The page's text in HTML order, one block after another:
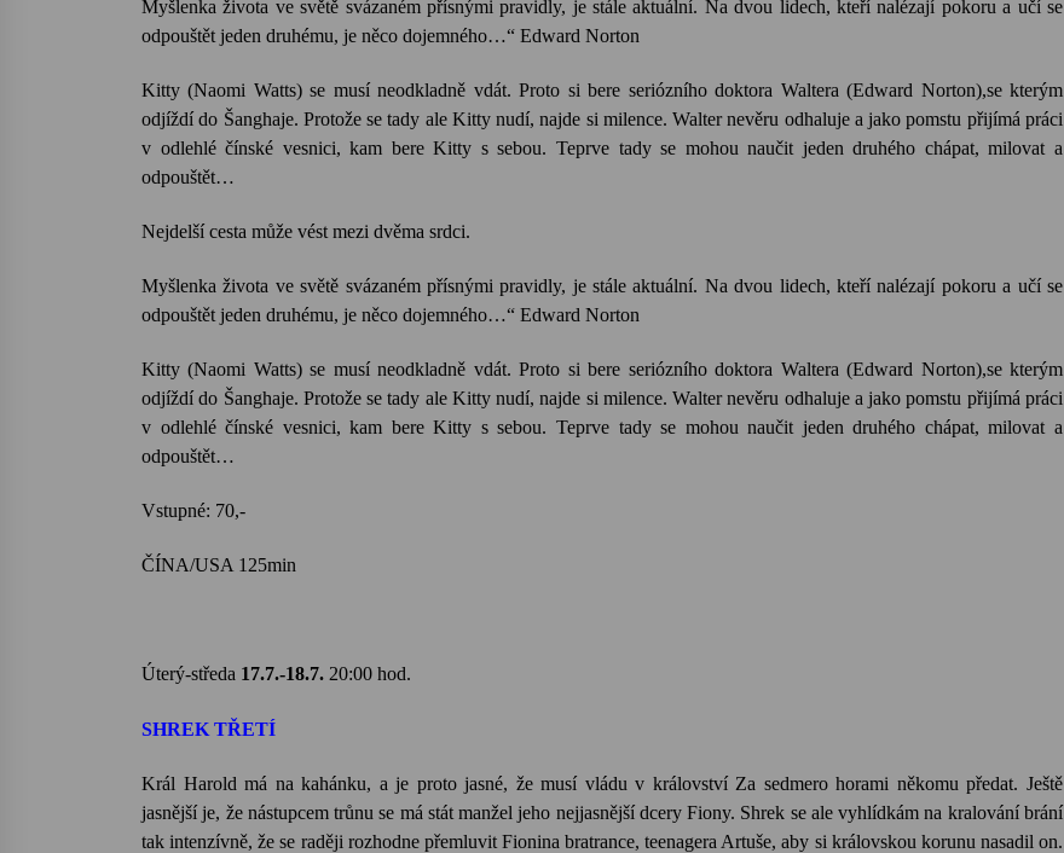
Myšlenka života ve světě svázaném přísnými pravidly, je stále aktuální. Na dvou lidech, kteří nalézají pokoru a učí se
odpouštět jeden druhému, je něco dojemného…“ Edward Norton
Kitty (Naomi Watts) se musí neodkladně vdát. Proto si bere seriózního doktora Waltera (Edward Norton),se kterým
odjíždí do Šanghaje. Protože se tady ale Kitty nudí, najde si milence. Walter nevěru odhaluje a jako pomstu přijímá práci
v odlehlé čínské vesnici, kam bere Kitty s sebou. Teprve tady se mohou naučit jeden druhého chápat, milovat a
odpouštět…
Nejdelší cesta může vést mezi dvěma srdci.
Myšlenka života ve světě svázaném přísnými pravidly, je stále aktuální. Na dvou lidech, kteří nalézají pokoru a učí se
odpouštět jeden druhému, je něco dojemného…“ Edward Norton
Kitty (Naomi Watts) se musí neodkladně vdát. Proto si bere seriózního doktora Waltera (Edward Norton),se kterým
odjíždí do Šanghaje. Protože se tady ale Kitty nudí, najde si milence. Walter nevěru odhaluje a jako pomstu přijímá práci
v odlehlé čínské vesnici, kam bere Kitty s sebou. Teprve tady se mohou naučit jeden druhého chápat, milovat a
odpouštět…
Vstupné: 70,-
ČÍNA/USA 125min
Úterý-středa 17.7.-18.7. 20:00 hod.
SHREK TŘETÍ
Král Harold má na kahánku, a je proto jasné, že musí vládu v království Za sedmero horami někomu předat. Ještě
jasnější je, že nástupcem trůnu se má stát manžel jeho nejjasnější dcery Fiony. Shrek se ale vyhlídkám na kralování brání
tak intenzívně, že se raději rozhodne přemluvit Fionina bratrance, teenagera Artuše, aby si královskou korunu nasadil on.